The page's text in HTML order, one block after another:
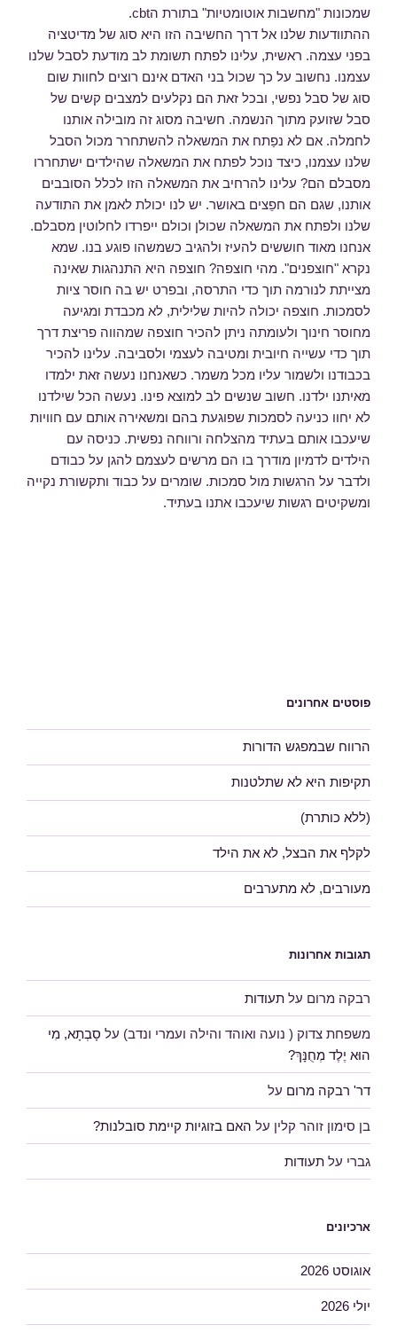
שמכונות "מחשבות אוטומטיות" בתורת הcbt.
ההתוודעות שלנו אל דרך החשיבה הזו היא סוג של מדיטציה
בפני עצמה. ראשית, עלינו לפתח תשומת לב מודעת לסבל שלנו
עצמנו. נחשוב על כך שכול בני האדם אינם רוצים לחוות שום
סוג של סבל נפשי, ובכל זאת הם נקלעים למצבים קשים של
סבל שזועק מתוך הנשמה. חשיבה מסוג זה מובילה אותנו
לחמלה. אם לא נפַתח את המשאלה להשתחרר מכול הסבל
שלנו עצמנו, כיצד נוכל לפתח את המשאלה שהילדים ישתחררו
מסבלם הם? עלינו להרחיב את המשאלה הזו לכלל הסובבים
אותנו, שגם הם חפֵצים באושר. יש לנו יכולת לאמן את התודעה
שלנו ולפתח את המשאלה שכולן וכולם ייפרדו לחלוטין מסבלם.
אנחנו מאוד חוששים להעיז ולהגיב כשמשהו פוגע בנו. שמא
נקרא "חוצפנים". מהי חוצפה? חוצפה היא התנהגות שאינה
מצייתת לנורמה תוך כדי התרסה, ובפרט יש בה חוסר ציות
לסמכות. חוצפה יכולה להיות שלילית, לא מכבדת ומגיעה
מחוסר חינוך ולעומתה ניתן להכיר חוצפה שמהווה פריצת דרך
תוך כדי עשייה חיובית ומטיבה לעצמי ולסביבה. עלינו להכיר
בכבודנו ולשמור עליו מכל משמר. כשאנחנו נעשה זאת ילמדו
מאיתנו ילדנו. חשוב שנשים לב למוצא פינו. נעשה הכל שילדנו
לא יחוו כניעה לסמכות שפוגעת בהם ומשאירה אותם עם חוויות
שיעכבו אותם בעתיד מהצלחה ורווחה נפשית. כניסה עם
הילדים לדמיון מודרך בו הם מרשים לעצמם להגן על כבודם
ולדבר על הרגשות מול סמכות. שומרים על כבוד ותקשורת נקייה
ומשקיטים רגשות שיעכבו אתנו בעתיד.
פוסטים אחרונים
הרווח שבמפגש הדורות
תקיפות היא לא שתלטנות
(ללא כותרת)
לקלף את הבצל, לא את הילד
מעורבים, לא מתערבים
תגובות אחרונות
רבקה מרום על תעודות
משפחת צדוק ( נועה ואוהד והילה ועמרי ונדב) על סָבְתָא, מִי
הוּא יֶלֶד מְחֻנָּךְ?
דר' רבקה מרום על
בן סימון זוהר קלין על האם בזוגיות קיימת סובלנות?
גברי על תעודות
ארכיונים
אוגוסט 2026
יולי 2026